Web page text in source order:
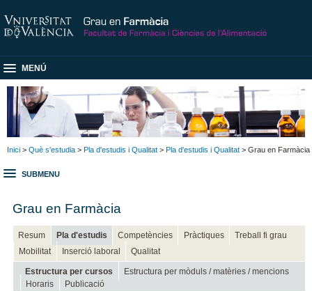
MENÚ
Inici > Què s'estudia > Pla d'estudis i Qualitat > Pla d'estudis i Qualitat > Grau en Farmàcia
SUBMENU
Grau en Farmàcia
Resum Pla d'estudis Competències Pràctiques
Treball fi grau
Mobilitat
Inserció laboral Qualitat
Estructura per cursos
Estructura per mòduls / matèries / mencions
Horaris
Publicació